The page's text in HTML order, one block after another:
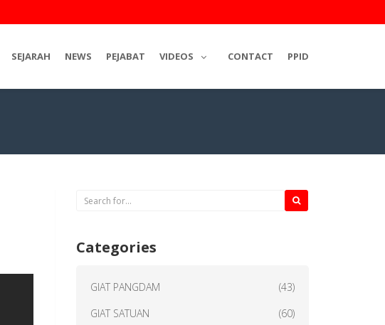
SEJARAH NEWS PEJABAT VIDEOS CONTACT PPID
Categories
GIAT PANGDAM
(43)
GIAT SATUAN
(60)